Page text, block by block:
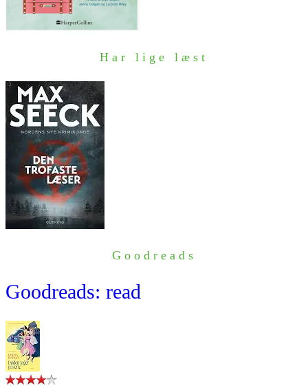
Har lige læst
Goodreads
Goodreads: read